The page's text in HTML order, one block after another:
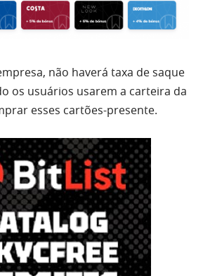
não haverá taxa de saque
os usuários usarem a carteira da
esses cartões-presente.